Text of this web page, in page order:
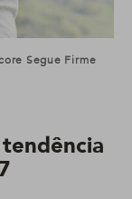
Segue Firme